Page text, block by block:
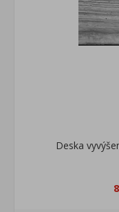
Deska